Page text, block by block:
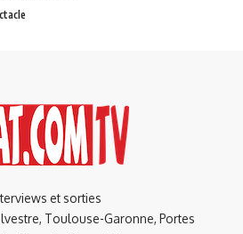
et sorties
Toulouse-Garonne, Portes